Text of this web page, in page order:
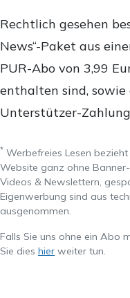
Rechtlich gesehen
News“-Paket aus
PUR-Abo von 3,99
enthalten sind,
Unterstützer-
* Werbefreies Lesen
Website ganz ohne
Videos & Newslettern,
Eigenwerbung sind aus
ausgenommen.
Falls Sie uns ohne ein Abo
Sie dies hier weiter tun.